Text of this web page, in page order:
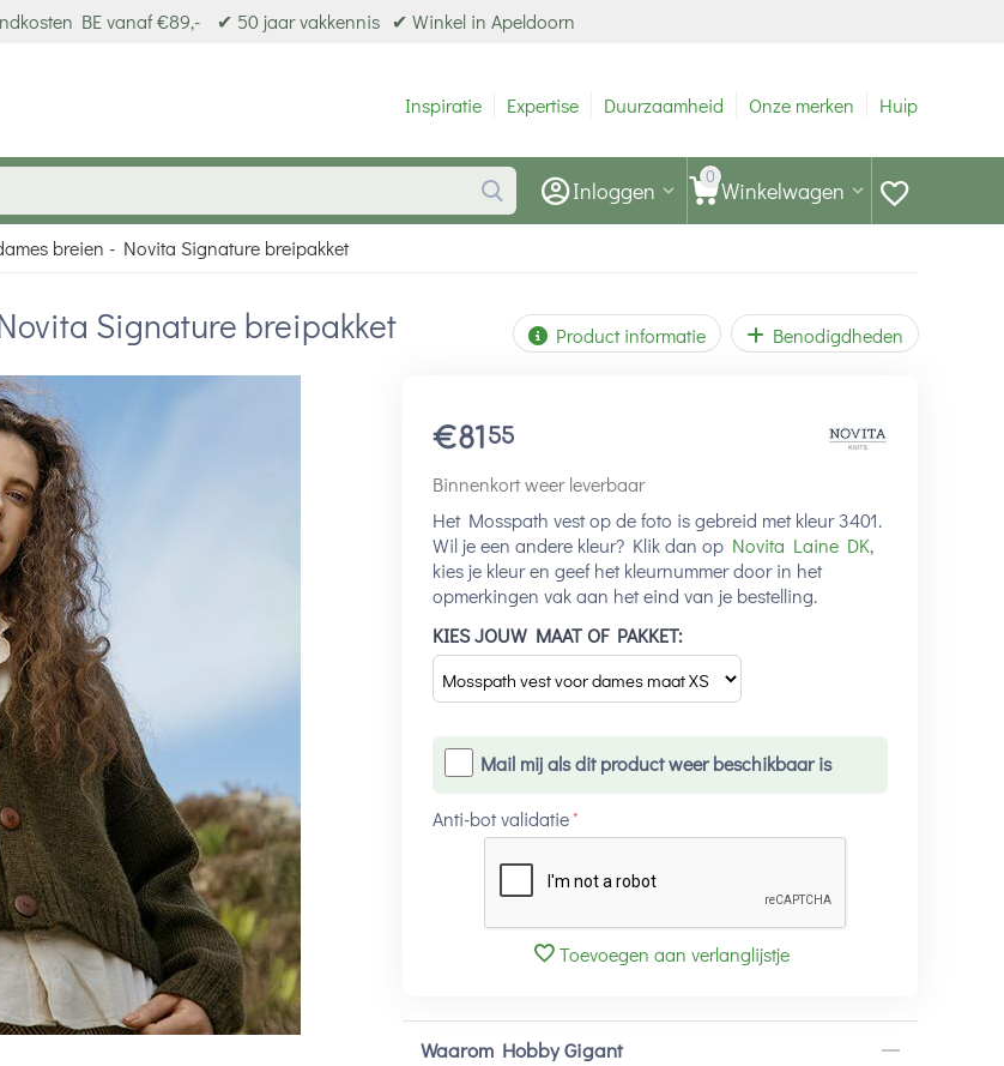
BE vanaf €89,- ✔ 50 jaar vakkennis ✔ Winkel in Apeldoorn
Inspiratie Expertise Duurzaamheid Onze merken Hulp
0 Winkelwagen
Inloggen
breien - Novita Signature breipakket
Signature breipakket Product informatie Benodigdheden
€81 55
Binnenkort weer leverbaar
Het Mosspath vest op de foto is gebreid met kleur 3401.
Wil je een andere kleur? Klik dan op Novita Laine DK,
kies je kleur en geef het kleurnummer door in het
opmerkingen vak aan het eind van je bestelling.
KIES JOUW MAAT OF PAKKET:
Mail mij als dit product weer beschikbaar is
Anti-bot validatie
Toevoegen aan verlanglijstje
Waarom Hobby Gigant